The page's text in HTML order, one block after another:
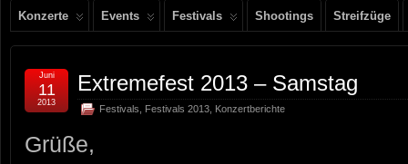
Konzerte Events Festivals Shootings Streifzüge
Extremefest 2013 – Samstag
Festivals Festivals 2013 Konzertberichte
Juni
11
2013
Grüße,